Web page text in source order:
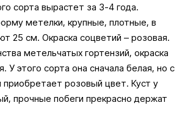
сорта вырастет за 3-4 года.
метелки, крупные, плотные, в
25 см. Окраска соцветий – розовая.
метельчатых гортензий, окраска
У этого сорта она сначала белая, но с
розовый цвет. Куст у
прочные побеги прекрасно держат